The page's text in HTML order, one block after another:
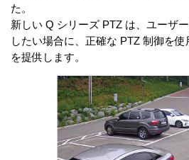
た。
新しい Q シリーズ PTZ は、ユーザ
したい場合に、正確な PTZ 制御を
を提供します。